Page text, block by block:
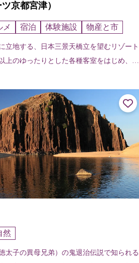
京都宮津）
メ 宿泊 体験施設 物産と市
立地する、日本三景天橋立を望むリゾート
上のゆったりとした各種客室をはじめ、エ
から汲み上...
然
太子の異母兄弟）の鬼退治伝説で知られる